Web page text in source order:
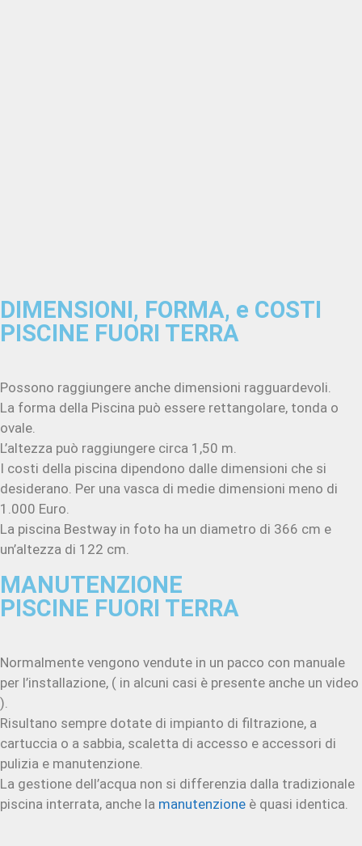
DIMENSIONI, FORMA, e COSTI
PISCINE FUORI TERRA
Possono raggiungere anche dimensioni ragguardevoli.
La forma della Piscina può essere rettangolare, tonda o
ovale.
L’altezza può raggiungere circa 1,50 m.
I costi della piscina dipendono dalle dimensioni che si
desiderano. Per una vasca di medie dimensioni meno di
1.000 Euro.
La piscina Bestway in foto ha un diametro di 366 cm e
un’altezza di 122 cm.
MANUTENZIONE
PISCINE FUORI TERRA
Normalmente vengono vendute in un pacco con manuale
per l’installazione, ( in alcuni casi è presente anche un video
).
Risultano sempre dotate di impianto di filtrazione, a
cartuccia o a sabbia, scaletta di accesso e accessori di
pulizia e manutenzione.
La gestione dell’acqua non si differenzia dalla tradizionale
piscina interrata, anche la manutenzione è quasi identica.